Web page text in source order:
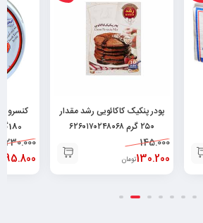
پودر پنکیک کاکائویی رشد مقدار
۲۵۰ گرم ۶۲۶۰۱۷۰۲۴۸۰۶۸
145.000
130.200تومان
کنسرو
180گرم ۶۲۶۲۶۶۳۲۰۰۰۳۴
230.000
195.800